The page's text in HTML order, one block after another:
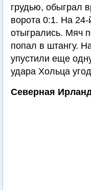
грудью, обыграл
ворота 0:1. На
отыгрались. Мяч
попал в штангу.
упустили еще
удара Хольца
Северная